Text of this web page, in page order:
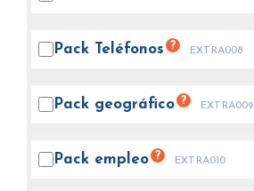
Pack Teléfonos ? EXTRA008
Pack geográfico ? EXTRA009
Pack empleo ? EXTRA010